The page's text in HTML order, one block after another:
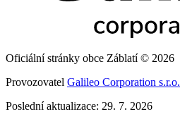
Oficiální stránky obce Záblatí © 2026
Provozovatel Galileo Corporation s.r.o.
Poslední aktualizace: 29. 7. 2026